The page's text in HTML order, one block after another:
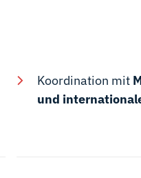
Koordination mit
und